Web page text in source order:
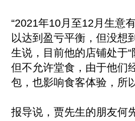
“2021年10月至12月生意
以达到盈亏平衡，但没想
生说，目前他的店铺处于“
但不允许堂食，由于他们
包，也影响食客体验，所
报导说，贾先生的朋友何